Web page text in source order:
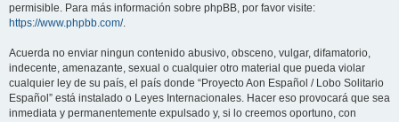
permisible. Para más información sobre phpBB, por favor visite:
https://www.phpbb.com/.
Acuerda no enviar ningun contenido abusivo, obsceno, vulgar, difamatorio,
indecente, amenazante, sexual o cualquier otro material que pueda violar
cualquier ley de su país, el país donde “Proyecto Aon Español / Lobo Solitario
Español” está instalado o Leyes Internacionales. Hacer eso provocará que sea
inmediata y permanentemente expulsado y, si lo creemos oportuno, con